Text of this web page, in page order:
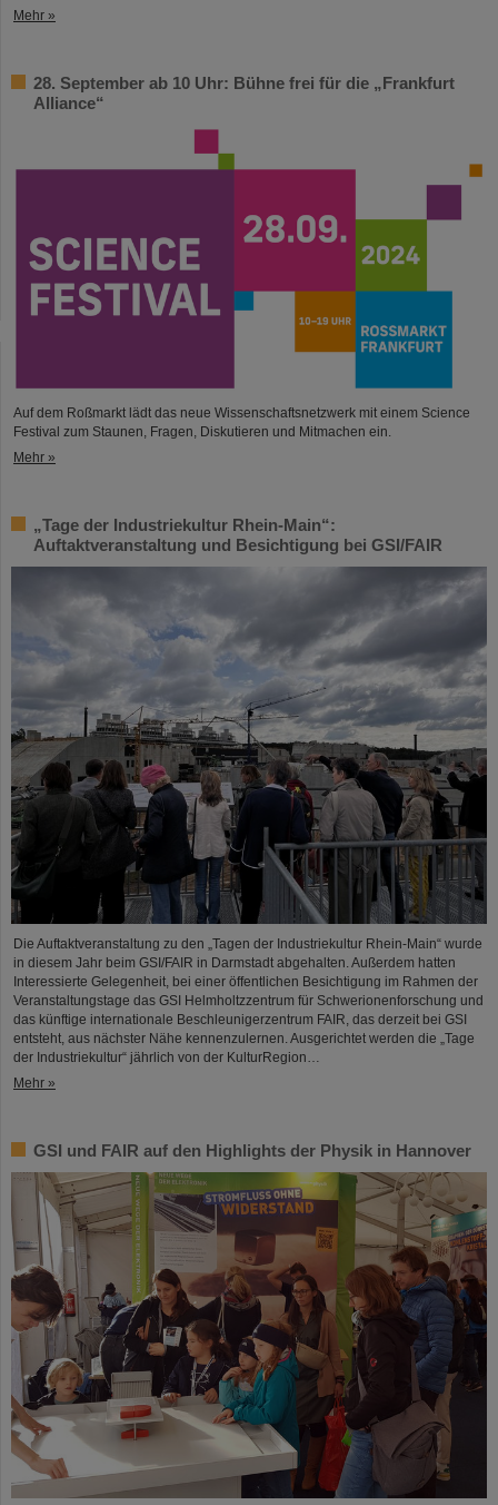
Mehr »
28. September ab 10 Uhr: Bühne frei für die „Frankfurt
Alliance“
Auf dem Roßmarkt lädt das neue Wissenschaftsnetzwerk mit einem Science
Festival zum Staunen, Fragen, Diskutieren und Mitmachen ein.
Mehr »
„Tage der Industriekultur Rhein-Main“:
Auftaktveranstaltung und Besichtigung bei GSI/FAIR
Die Auftaktveranstaltung zu den „Tagen der Industriekultur Rhein-Main“ wurde
in diesem Jahr beim GSI/FAIR in Darmstadt abgehalten. Außerdem hatten
Interessierte Gelegenheit, bei einer öffentlichen Besichtigung im Rahmen der
Veranstaltungstage das GSI Helmholtzzentrum für Schwerionenforschung und
das künftige internationale Beschleunigerzentrum FAIR, das derzeit bei GSI
entsteht, aus nächster Nähe kennenzulernen. Ausgerichtet werden die „Tage
der Industriekultur“ jährlich von der KulturRegion…
Mehr »
GSI und FAIR auf den Highlights der Physik in Hannover